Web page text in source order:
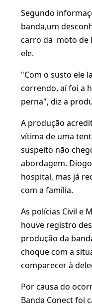
Segundo
banda,um
carro da moto de
ele.
"Com o susto ele
correndo, aí foi a
perna", diz a
A produção
vítima de uma
suspeito não
abordagem.
hospital, mas já
com a família.
As polícias Civil e
houve registro
produção da
choque com a
comparecer à
Por causa do
Banda Conect foi